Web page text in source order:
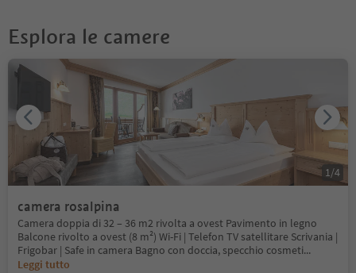
Esplora le camere
camera rosalpina
Camera doppia di 32 – 36 m2 rivolta a ovest Pavimento in legno
Balcone rivolto a ovest (8 m²) Wi-Fi | Telefon TV satellitare Scrivania |
Frigobar | Safe in camera Bagno con doccia, specchio cosmeti...
Leggi tutto
1/4